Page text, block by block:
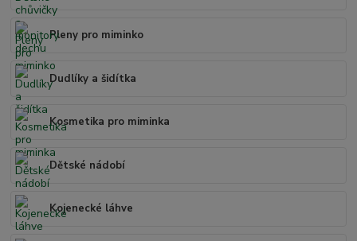
Pleny pro miminko
Dudlíky a šidítka
Kosmetika pro miminka
Dětské nádobí
Kojenecké láhve